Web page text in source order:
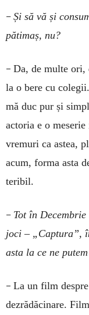
– Și să vă și
pătimaș, nu?
– Da, de multe ori,
la o bere cu
mă duc pur și
actoria e o
vremuri ca astea,
acum, forma asta
teribil.
– Tot în
joci – „Captura”,
asta la ce ne
– La un film
dezrădăcinare.